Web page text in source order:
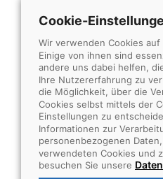
Cookie-
Wir verwenden Cookies
Einige von ihnen sind
andere uns dabei helfen,
Ihre Nutzererfahrung zu
die Möglichkeit, über die
Cookies selbst mittels der
Einstellungen zu
Informationen zur
personenbezogenen
verwendeten Cookies und
besuchen Sie unsere